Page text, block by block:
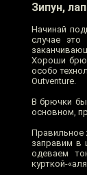
Зипун,
Начинай
случае это
Хороши
особо
Outventure.
В брючки
основном,
Правильное
заправим в
одеваем
курткой-